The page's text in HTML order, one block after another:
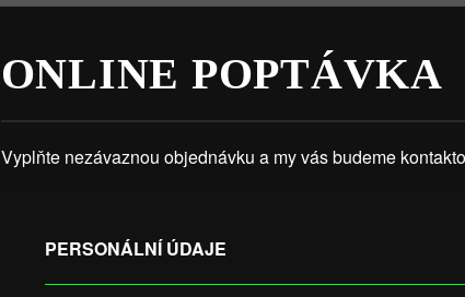
ONLINE POPTÁVKA
Vyplňte nezávaznou objednávku a my vás budeme
PERSONÁLNÍ ÚDAJE